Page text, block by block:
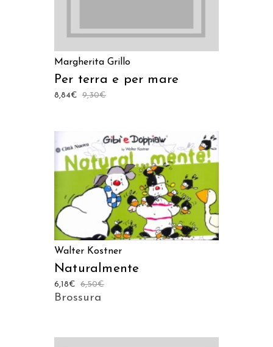
Margherita Grillo
Per terra e per mare
9,30€
8,84€
AGGIUNGI AL CARRELLO
Walter Kostner
Naturalmente
6,50€
6,18€
Brossura